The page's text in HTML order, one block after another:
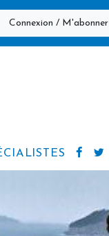
Connexion / M'abonner